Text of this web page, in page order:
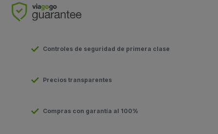
Controles de seguridad de primera clase
Precios transparentes
Compras con garantía al 100%